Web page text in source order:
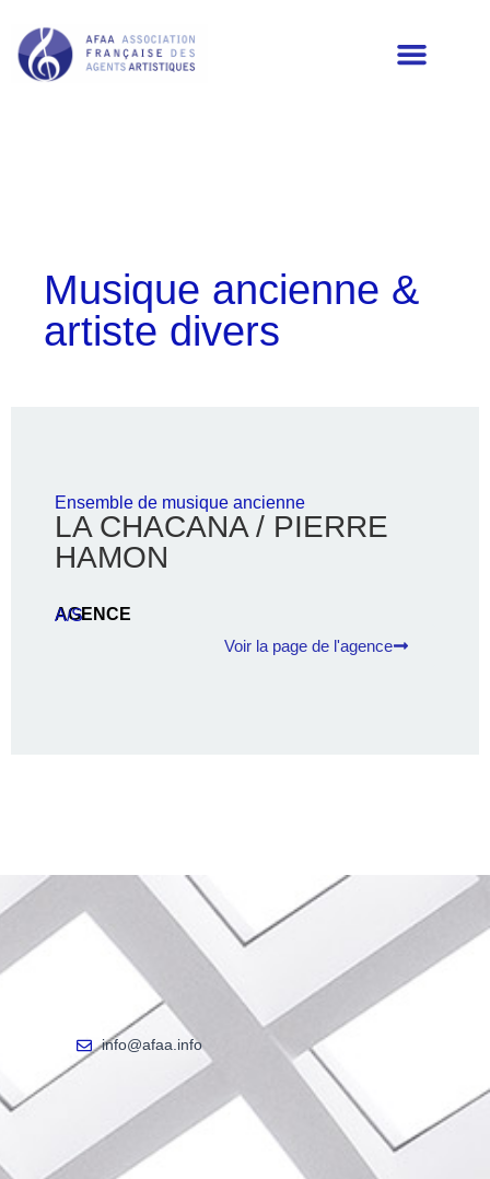
Musique ancienne &
artiste divers
Ensemble de musique ancienne
LA CHACANA / PIERRE
HAMON
AGENCE
A/S
Voir la page de l'agence
info@afaa.info